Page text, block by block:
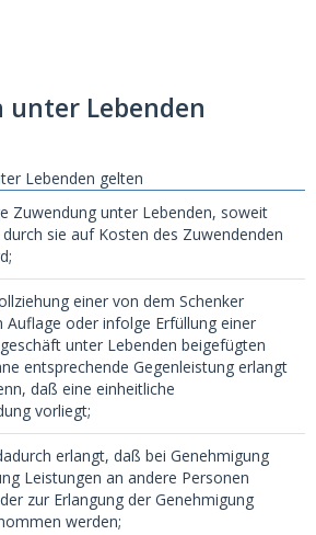
unter Lebenden
Lebenden gelten
Zuwendung unter Lebenden, soweit
sie auf Kosten des Zuwendenden
einer von dem Schenker
Auflage oder infolge Erfüllung einer
unter Lebenden beigefügten
entsprechende Gegenleistung erlangt
daß eine einheitliche
vorliegt;
erlangt, daß bei Genehmigung
Leistungen an andere Personen
zur Erlangung der Genehmigung
werden;